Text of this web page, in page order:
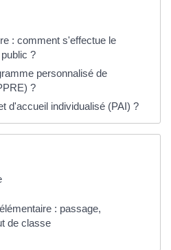
: comment s'effectue le
?
personnalisé de
?
d'accueil individualisé (PAI) ?
: passage,
de classe